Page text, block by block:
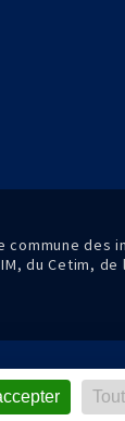
commune des
du Cetim, de